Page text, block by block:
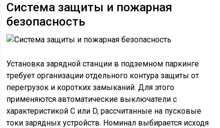
Система защиты и пожарная
безопасность
Установка зарядной станции в подземном паркинге
требует организации отдельного контура защиты от
перегрузок и коротких замыканий. Для этого
применяются автоматические выключатели с
характеристикой C или D, рассчитанные на пусковые
токи зарядных устройств. Номинал выбирается исходя